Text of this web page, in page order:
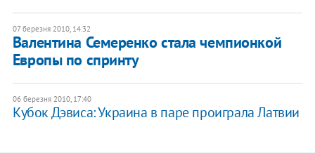
07 березня 2010, 14:32
Валентина Семеренко стала чемпионкой
Европы по спринту
06 березня 2010, 17:40
Кубок Дэвиса: Украина в паре проиграла Латвии